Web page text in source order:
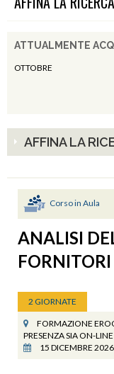
ATTUALMENTE
OTTOBRE
AFFINA LA
Corso in Aula
ANALISI
FORNITORI
2 GIORNATE
FORMAZIONE
PRESENZA SIA ON-LINE
15 DICEMBRE 2026